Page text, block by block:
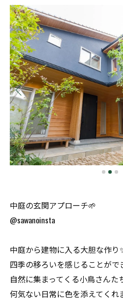
中庭の玄関アプローチ🌱
@sawanoinsta
中庭から建物に入る大胆な作り
四季の移ろいを感じることがで
自然に集まってくる小鳥さんた
何気ない日常に色を添えてくれ